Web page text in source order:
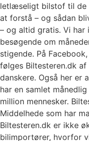
letlæseligt bilstof til de
at forstå – og sådan
– og altid gratis. Vi har
besøgende om
stigende. På
følges Biltesteren.dk
danskere. Også her er
har en samlet
million mennesker.
Middelhede som har
Biltesteren.dk er ikke
bilimportører, hvorfor